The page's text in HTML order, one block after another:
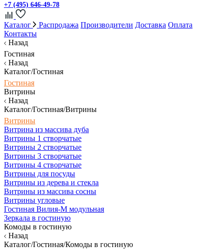
+7 (495) 646-49-78
Каталог Распродажа Производители Доставка Оплата
Контакты
Назад
Гостиная
Назад
Каталог/Гостиная
Гостиная
Витрины
Назад
Каталог/Гостиная/Витрины
Витрины
Витрина из массива дуба
Витрины 1 створчатые
Витрины 2 створчатые
Витрины 3 створчатые
Витрины 4 створчатые
Витрины для посуды
Витрины из дерева и стекла
Витрины из массива сосны
Витрины угловые
Гостиная Вилия-М модульная
Зеркала в гостиную
Комоды в гостиную
Назад
Каталог/Гостиная/Комоды в гостиную